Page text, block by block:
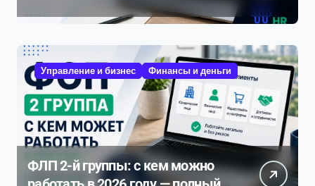
Управление и бизнес Финансы и деньги
ФЛП 2-й группы: с кем можно